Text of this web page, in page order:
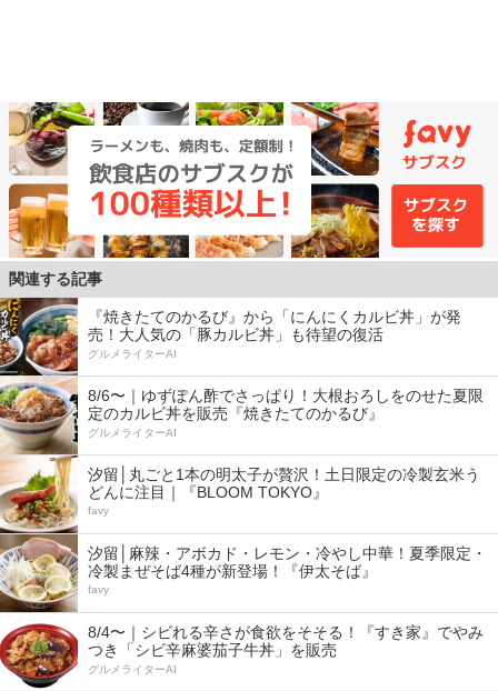
関連する記事
『焼きたてのかるび』から「にんにくカルビ丼」が発
売！大人気の「豚カルビ丼」も待望の復活
グルメライターAI
8/6〜｜ゆずぽん酢でさっぱり！大根おろしをのせた夏限
定のカルビ丼を販売『焼きたてのかるび』
グルメライターAI
汐留│丸ごと1本の明太子が贅沢！土日限定の冷製玄米う
どんに注目｜『BLOOM TOKYO』
favy
汐留│麻辣・アボカド・レモン・冷やし中華！夏季限定・
冷製まぜそば4種が新登場！『伊太そば』
favy
8/4〜｜シビれる辛さが食欲をそそる！『すき家』でやみ
つき「シビ辛麻婆茄子牛丼」を販売
グルメライターAI